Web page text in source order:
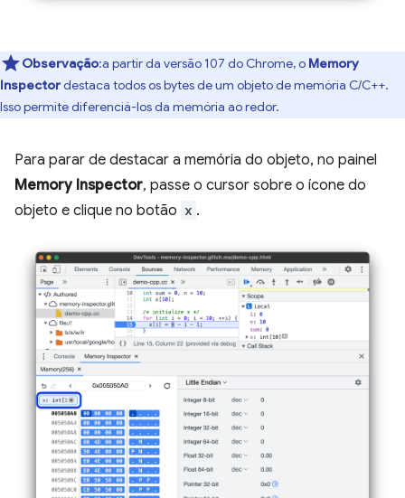
Observação:a partir da versão 107 do Chrome, o Memory
Inspectordestaca todos os bytes de um objeto de memória C/C++.
Isso permite diferenciá-los da memória ao redor.
Para parar de destacar a memória do objeto, no painel
Memory Inspector, passe o cursor sobre o ícone do
objeto e clique no botão x .